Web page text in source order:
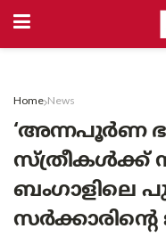
Home News
‘അന്നപൂർണ
സ്ത്രീകൾക്ക്
ബംഗാളിലെ